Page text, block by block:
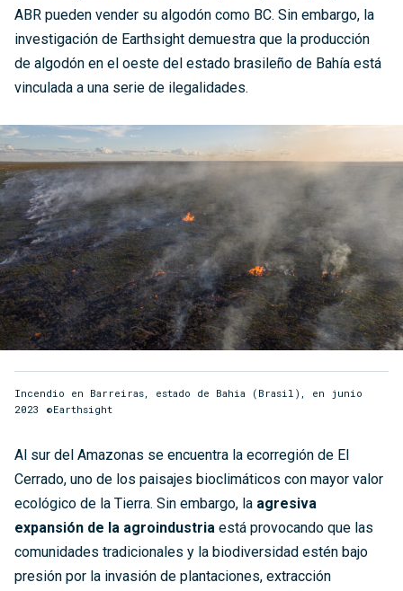
ABR pueden vender su algodón como BC. Sin embargo, la
investigación de Earthsight demuestra que la producción
de algodón en el oeste del estado brasileño de Bahía está
vinculada a una serie de ilegalidades.
Incendio en Barreiras, estado de Bahia (Brasil), en junio
2023 ©Earthsight
Al sur del Amazonas se encuentra la ecorregión de El
Cerrado, uno de los paisajes bioclimáticos con mayor valor
ecológico de la Tierra. Sin embargo, la agresiva
expansión de la agroindustria está provocando que las
comunidades tradicionales y la biodiversidad estén bajo
presión por la invasión de plantaciones, extracción